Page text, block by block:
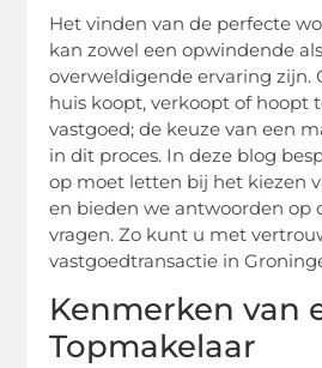
Het vinden van de perfecte
kan zowel een opwindende
overweldigende ervaring zijn.
huis koopt, verkoopt of hoopt
vastgoed; de keuze van een
in dit proces. In deze blog
op moet letten bij het kiezen
en bieden we antwoorden op
vragen. Zo kunt u met
vastgoedtransactie in
Kenmerken van
Topmakelaar